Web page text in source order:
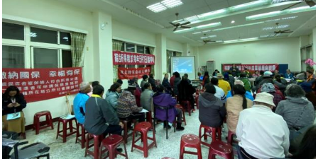
容：何謂性別主流化？參加人數：共137人，分別為男性：
62人；女性：75人。